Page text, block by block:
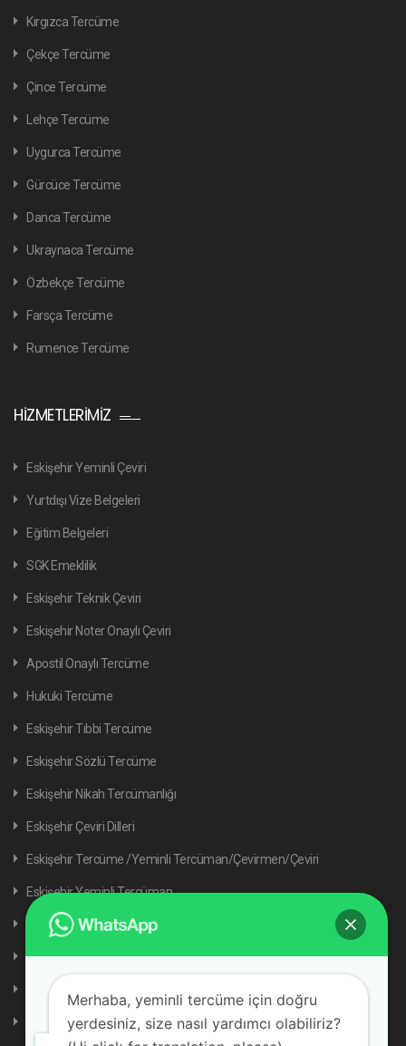
Kırgızca Tercüme
Çekçe Tercüme
Çince Tercüme
Lehçe Tercüme
Uygurca Tercüme
Gürcüce Tercüme
Danca Tercüme
Ukraynaca Tercüme
Özbekçe Tercüme
Farsça Tercüme
Rumence Tercüme
HIZMETLERIMIZ
Eskişehir Yeminli Çeviri
Yurtdışı Vize Belgeleri
Eğitim Belgeleri
SGK Emeklilik
Eskişehir Teknik Çeviri
Eskişehir Noter Onaylı Çeviri
Apostil Onaylı Tercüme
Hukuki Tercüme
Eskişehir Tıbbi Tercüme
Eskişehir Sözlü Tercüme
Eskişehir Nikah Tercümanlığı
Eskişehir Çeviri Dilleri
Eskişehir Tercüme /Yeminli Tercüman/Çevirmen/Çeviri
Eskişehir Yeminli Tercüman
Eskişehir Tercüme Dilleri
Akademik Tercüme
Tercüme Fiyatları
Referanslar
Merhaba, yeminli tercüme için doğru
yerdesiniz, size nasıl yardımcı olabiliriz?